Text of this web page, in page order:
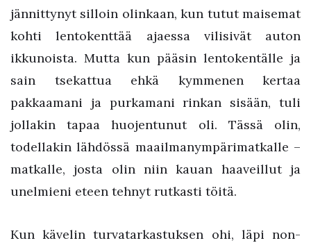
jännittynyt silloin olinkaan, kun tutut maisemat
kohti lentokenttää ajaessa vilisivät auton
ikkunoista. Mutta kun pääsin lentokentälle ja
sain tsekattua ehkä kymmenen kertaa
pakkaamani ja purkamani rinkan sisään, tuli
jollakin tapaa huojentunut oli. Tässä olin,
todellakin lähdössä maailmanympärimatkalle –
matkalle, josta olin niin kauan haaveillut ja
unelmieni eteen tehnyt rutkasti töitä.
Kun kävelin turvatarkastuksen ohi, läpi non-